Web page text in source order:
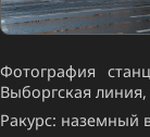
Фотография
Выборгская
Ракурс: наземный